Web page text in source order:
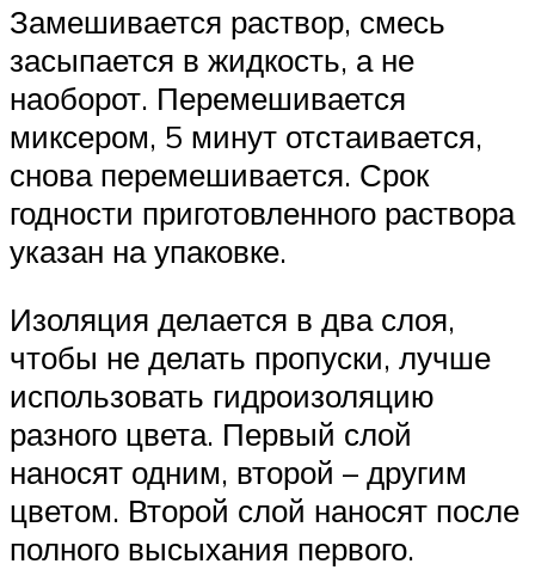
Замешивается раствор, смесь
засыпается в жидкость, а не
наоборот. Перемешивается
миксером, 5 минут отстаивается,
снова перемешивается. Срок
годности приготовленного раствора
указан на упаковке.
Изоляция делается в два слоя,
чтобы не делать пропуски, лучше
использовать гидроизоляцию
разного цвета. Первый слой
наносят одним, второй – другим
цветом. Второй слой наносят после
полного высыхания первого.